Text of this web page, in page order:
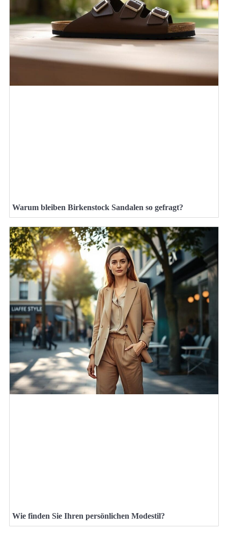
Warum bleiben Birkenstock Sandalen so gefragt?
Wie finden Sie Ihren persönlichen Modestil?